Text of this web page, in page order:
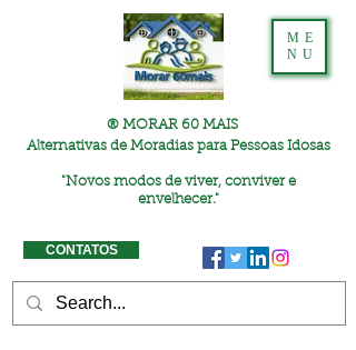
® MORAR 60 MAIS
Alternativas de Moradias para Pessoas Idosas
"Novos modos de viver, conviver e
envelhecer."
ME
NU
CONTATOS